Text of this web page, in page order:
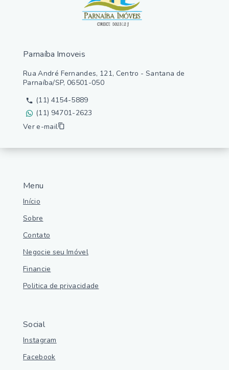
Menu
Início
Sobre
Contato
Negocie seu Imóvel
Financie
Politica de privacidade
Social
Instagram
Facebook
Parnaíba Imoveis
Rua André Fernandes, 121, Centro - Santana de
Parnaíba/SP, 06501-050
(11) 4154-5889
(11) 94701-2623
Ver e-mail